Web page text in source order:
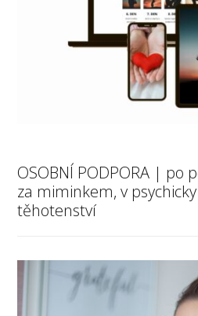
OSOBNÍ PODPORA | po
za miminkem, v
těhotenství